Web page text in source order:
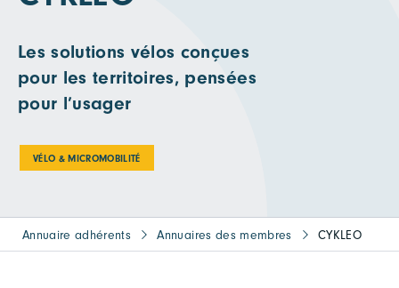
Les solutions vélos conçues
pour les territoires, pensées
pour l’usager
VÉLO & MICROMOBILITÉ
Annuaire adhérents Annuaires des membres CYKLEO